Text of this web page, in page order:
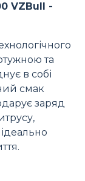
VZBull -
та
в собі
смак
заряд